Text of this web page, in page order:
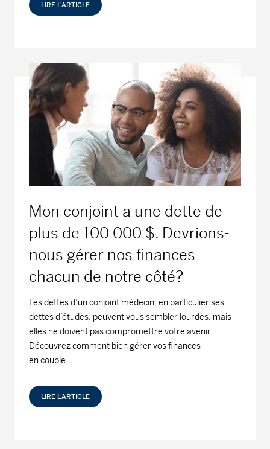
LIRE L'ARTICLE
Mon conjoint a une dette de
plus de 100 000 $. Devrions-
nous gérer nos finances
chacun de notre côté?
Les dettes d’un conjoint médecin, en particulier ses
dettes d’études, peuvent vous sembler lourdes, mais
elles ne doivent pas compromettre votre avenir.
Découvrez comment bien gérer vos finances
en couple.
LIRE L'ARTICLE